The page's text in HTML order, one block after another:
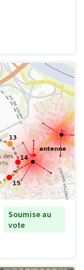
Soumise au
vote